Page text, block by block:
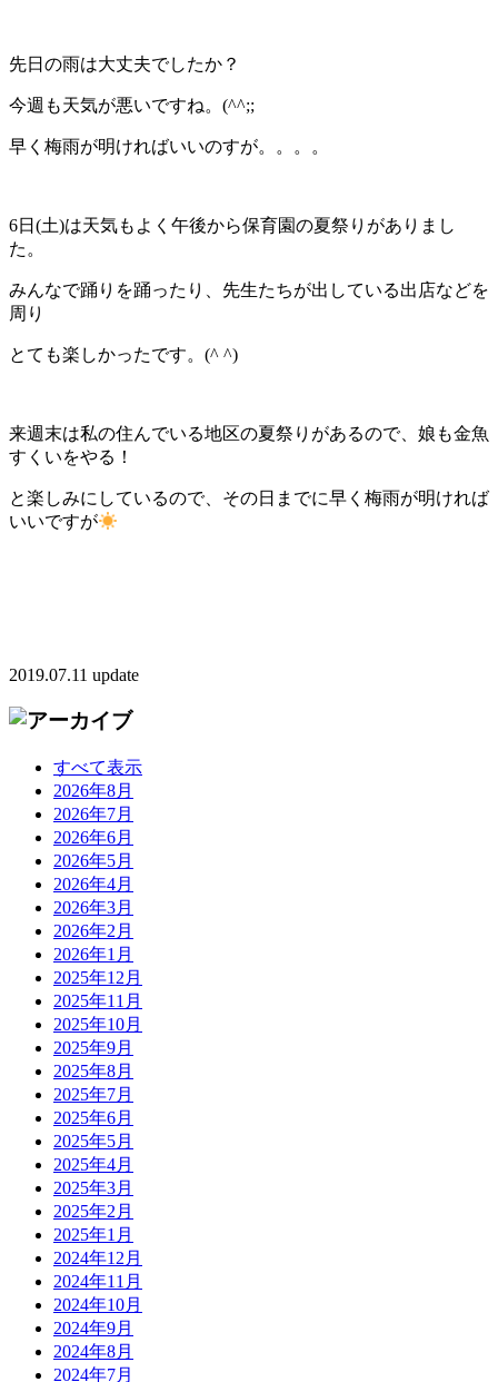
先日の雨は大丈夫でしたか？
今週も天気が悪いですね。(^^;;
早く梅雨が明ければいいのすが。。。。
6日(土)は天気もよく午後から保育園の夏祭りがありまし
た。
みんなで踊りを踊ったり、先生たちが出している出店などを
周り
とても楽しかったです。(^ ^)
来週末は私の住んでいる地区の夏祭りがあるので、娘も金魚
すくいをやる！
と楽しみにしているので、その日までに早く梅雨が明ければ
いいですが
2019.07.11 update
すべて表示
2026年8月
2026年7月
2026年6月
2026年5月
2026年4月
2026年3月
2026年2月
2026年1月
2025年12月
2025年11月
2025年10月
2025年9月
2025年8月
2025年7月
2025年6月
2025年5月
2025年4月
2025年3月
2025年2月
2025年1月
2024年12月
2024年11月
2024年10月
2024年9月
2024年8月
2024年7月